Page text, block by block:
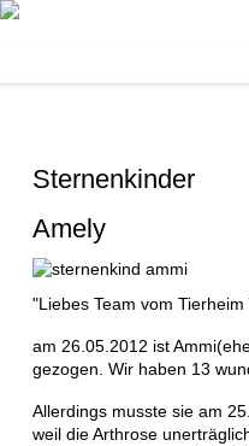
Sternenkinder
Amely
"Liebes Team vom Tierheim
am 26.05.2012 ist
gezogen. Wir haben 13
Allerdings musste sie am
weil die Arthrose